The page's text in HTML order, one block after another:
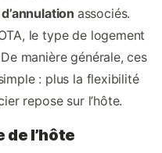
associés.
le type de logement
manière générale, ces
: plus la flexibilité
repose sur l’hôte.
l’hôte